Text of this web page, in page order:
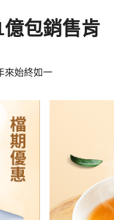
包銷售肯
來始終如一